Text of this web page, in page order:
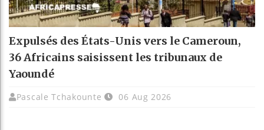
Expulsés des États-Unis vers le Cameroun,
36 Africains saisissent les tribunaux de
Yaoundé
Pascale Tchakounte 06 Aug 2026